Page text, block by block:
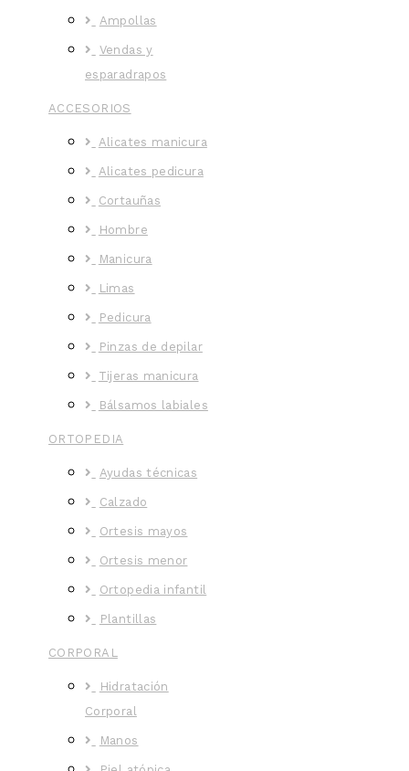
Ampollas
Vendas y
esparadrapos
ACCESORIOS
Alicates manicura
Alicates pedicura
Cortauñas
Hombre
Manicura
Limas
Pedicura
Pinzas de depilar
Tijeras manicura
Bálsamos labiales
ORTOPEDIA
Ayudas técnicas
Calzado
Ortesis mayos
Ortesis menor
Ortopedia infantil
Plantillas
CORPORAL
Hidratación
Corporal
Manos